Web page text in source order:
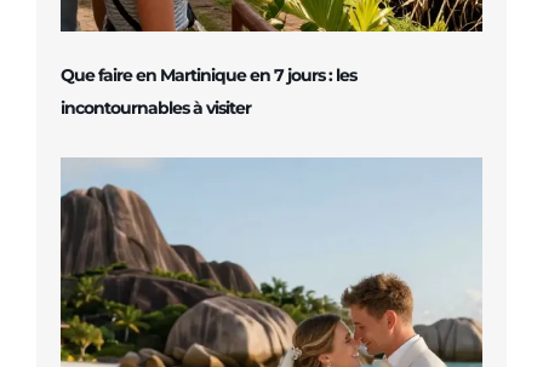
Que faire en Martinique en 7 jours : les
incontournables à visiter